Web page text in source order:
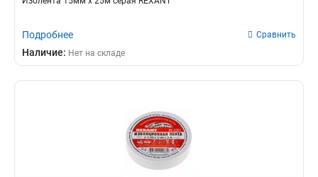
Подробнее Сравнить
Наличие: Нет на складе